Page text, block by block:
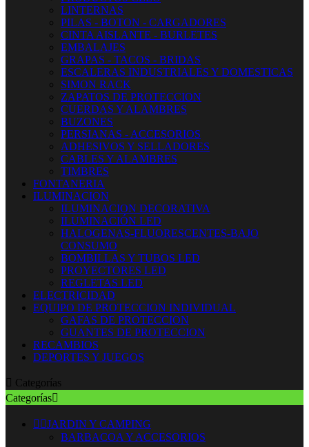
LINTERNAS
PILAS - BOTON - CARGADORES
CINTA AISLANTE - BURLETES
EMBALAJES
GRAPAS - TACOS - BRIDAS
ESCALERAS INDUSTRIALES Y DOMESTICAS
SIMON RACK
ZAPATOS DE PROTECCION
CUERDAS Y ALAMBRES
BUZONES
PERSIANAS - ACCESORIOS
ADHESIVOS Y SELLADORES
CABLES Y ALAMBRES
TIMBRES
FONTANERIA
ILUMINACION
ILUMINACION DECORATIVA
ILUMINACIÓN LED
HALOGENAS-FLUORESCENTES-BAJO
CONSUMO
BOMBILLAS Y TUBOS LED
PROYECTORES LED
REGLETAS LED
ELECTRICIDAD
EQUIPO DE PROTECCION INDIVIDUAL
GAFAS DE PROTECCION
GUANTES DE PROTECCION
RECAMBIOS
DEPORTES Y JUEGOS
 Categorías
Categorías
 JARDIN Y CAMPING
BARBACOA Y ACCESORIOS